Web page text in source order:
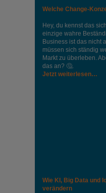
Welche Change-
Hey, du kennst das
einzige wahre
Business ist das nicht
müssen sich ständig
Markt zu überleben.
das an? 🤔.
Jetzt weiterlesen…
Wie KI, Big Data und
verändern